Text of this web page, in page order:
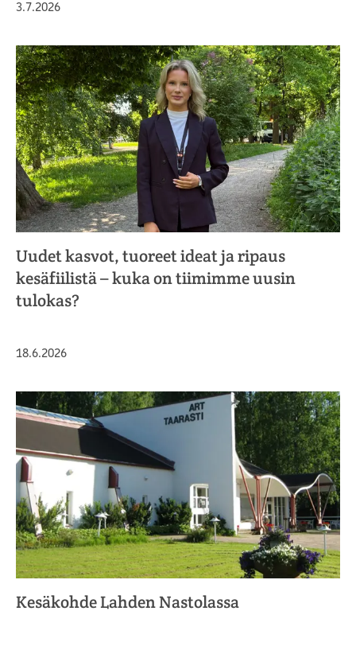
Julkaistu
3.7.2026
Uudet kasvot, tuoreet ideat ja ripaus
kesäfiilistä – kuka on tiimimme uusin
tulokas?
Julkaistu
18.6.2026
Kesäkohde Lahden Nastolassa